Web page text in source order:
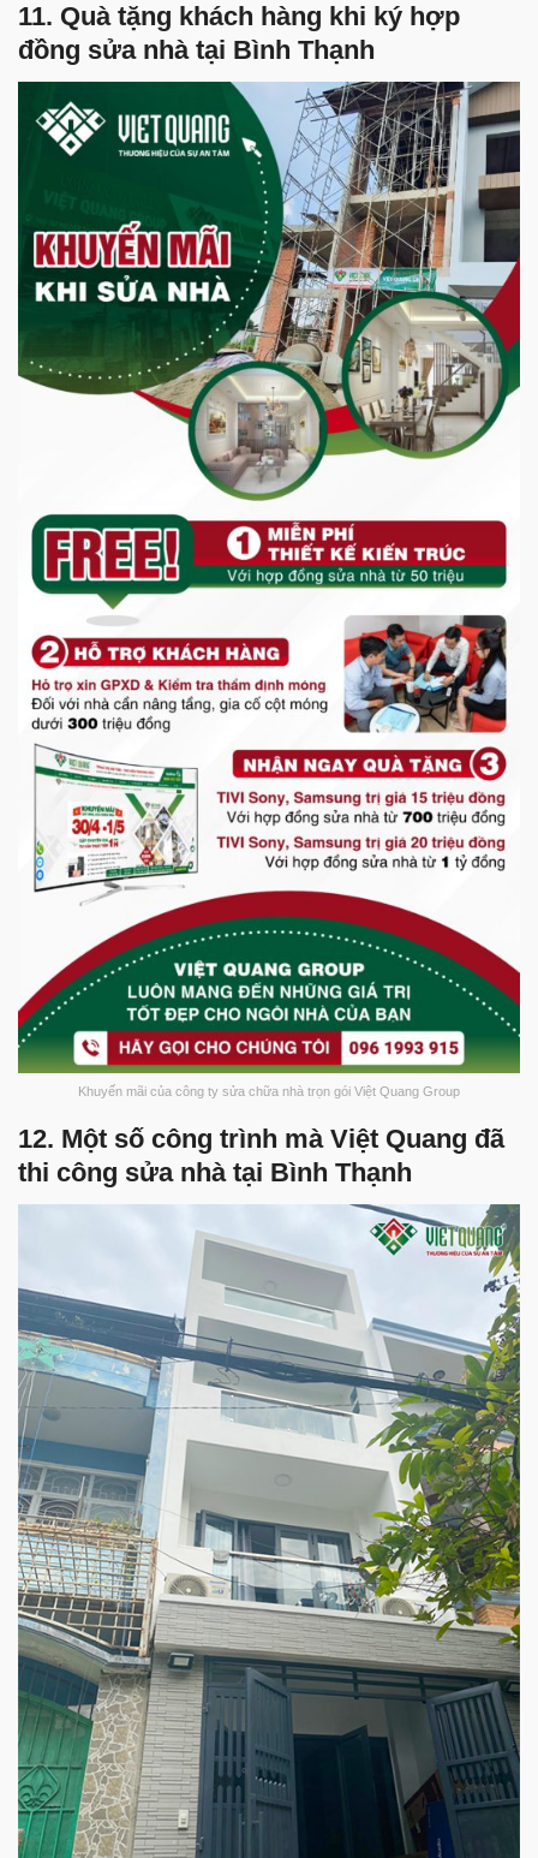
11. Quà tặng khách hàng khi ký hợp
đồng sửa nhà tại Bình Thạnh
Khuyến mãi của công ty sửa chữa nhà trọn gói Việt Quang Group
12. Một số công trình mà Việt Quang đã
thi công sửa nhà tại Bình Thạnh